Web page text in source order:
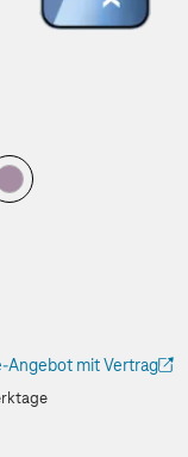
Angebot mit Vertrag
neuen Tab geöffnet)